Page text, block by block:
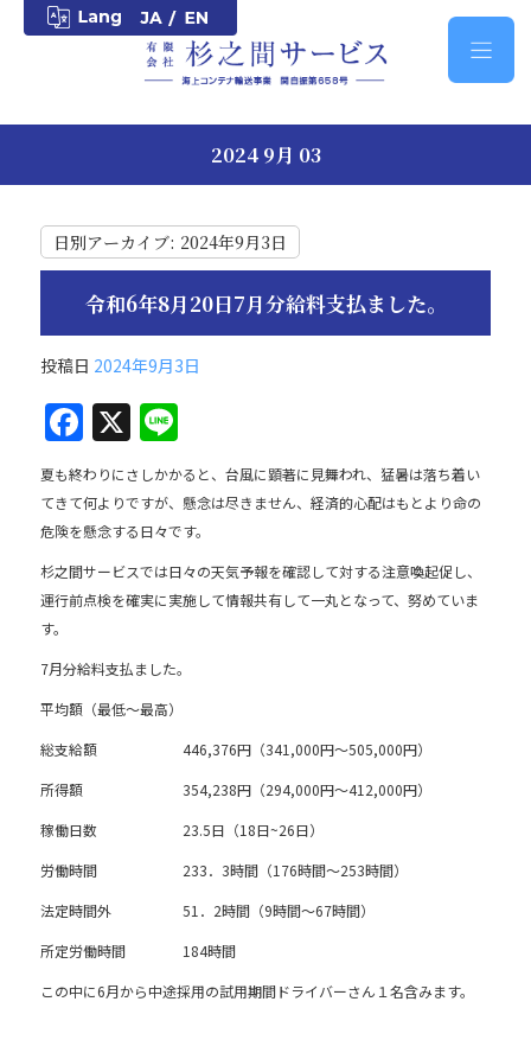
2024 9月 03
日別アーカイブ: 2024年9月3日
令和6年8月20日7月分給料支払ました。
投稿日 2024年9月3日
F
a
c
e
b
o
o
k
X Li
n
e
夏も終わりにさしかかると、台風に顕著に見舞われ、猛暑は落ち着い
てきて何よりですが、懸念は尽きません、経済的心配はもとより命の
危険を懸念する日々です。
杉之間サービスでは日々の天気予報を確認して対する注意喚起促し、
運行前点検を確実に実施して情報共有して一丸となって、努めていま
す。
7月分給料支払ました。
平均額（最低～最高）
総支給額 446,376円（341,000円～505,000円）
所得額 354,238円（294,000円～412,000円）
稼働日数 23.5日（18日~26日）
労働時間 233．3時間（176時間～253時間）
法定時間外 51．2時間（9時間～67時間）
所定労働時間 184時間
この中に6月から中途採用の試用期間ドライバーさん１名含みます。